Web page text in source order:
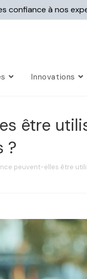
confiance à nos
Innovations
être
?
peuvent-elles être